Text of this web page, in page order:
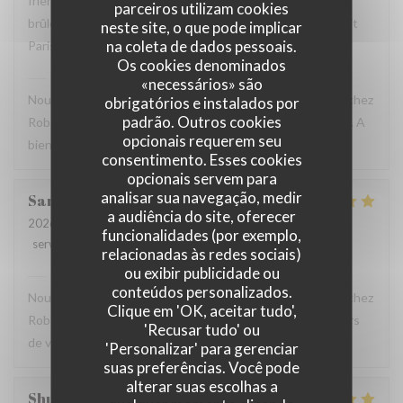
parceiros utilizam cookies
neste site, o que pode implicar
na coleta de dados pessoais.
Os cookies denominados
«necessários» são
obrigatórios e instalados por
padrão. Outros cookies
opcionais requerem seu
consentimento. Esses cookies
opcionais servem para
analisar sua navegação, medir
a audiência do site, oferecer
funcionalidades (por exemplo,
relacionadas às redes sociais)
ou exibir publicidade ou
conteúdos personalizados.
Clique em 'OK, aceitar tudo',
'Recusar tudo' ou
'Personalizar' para gerenciar
suas preferências. Você pode
alterar suas escolhas a
brûlée. We will definitely return here the next time we visit
Paris.
Robert et Louisehas responded to the review
Nous sommes ravis que vous ayez passé un bon moment chez
Robert et Louise, Et vous remercions pour votre message. A
bientôt ?
Sam
2026-07-17
- 17:45 - guests 2
service
ambience: 5/5 menu : 5/5 quality_price
Robert et Louisehas responded to the review
Nous sommes ravis que vous ayez passé un bon moment chez
Robert et Louise, que nous serons heureux de rééditer lors
de votre prochain passage.
Shunkuei